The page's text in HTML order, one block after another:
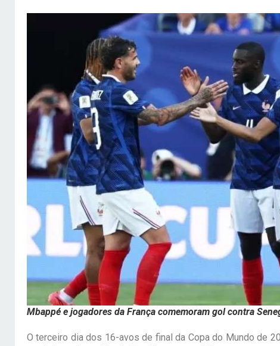
Mbappé e jogadores da França comemoram gol contra
O terceiro dia dos 16-avos de final da Copa do Mundo de